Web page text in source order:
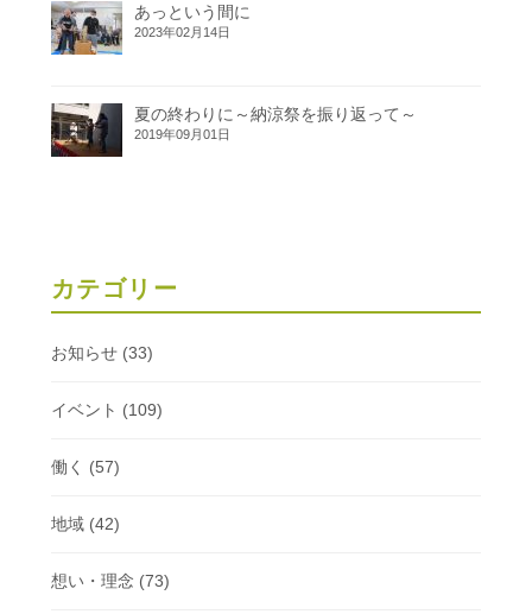
あっという間に
2023年02月14日
夏の終わりに～納涼祭を振り返って～
2019年09月01日
カテゴリー
お知らせ(33)
イベント (109)
働く (57)
地域(42)
想い・理念 (73)